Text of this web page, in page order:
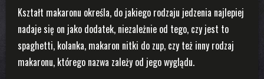
Kształt makaronu określa, do jakiego rodzaju jedzenia najlepiej
nadaje się on jako dodatek, niezależnie od tego, czy jest to
spaghetti, kolanka, makaron nitki do zup, czy też inny rodzaj
makaronu, którego nazwa zależy od jego wyglądu.